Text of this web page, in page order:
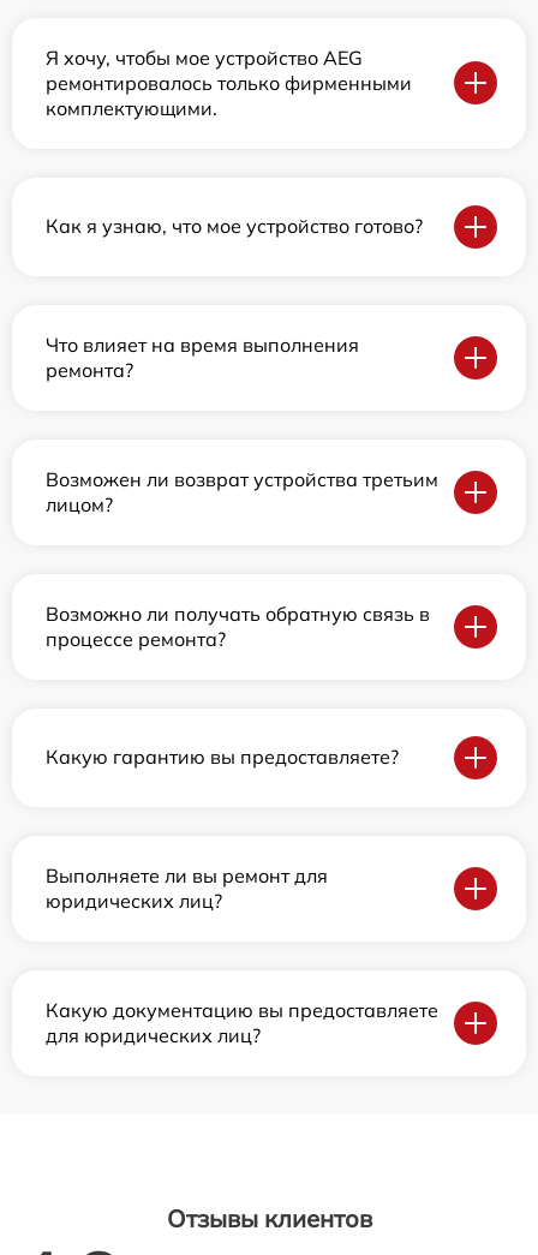
Я хочу, чтобы мое устройство AEG
ремонтировалось только фирменными
комплектующими.
Как я узнаю, что мое устройство готово?
Что влияет на время выполнения
ремонта?
Возможен ли возврат устройства третьим
лицом?
Возможно ли получать обратную связь в
процессе ремонта?
Какую гарантию вы предоставляете?
Выполняете ли вы ремонт для
юридических лиц?
Какую документацию вы предоставляете
для юридических лиц?
Отзывы клиентов